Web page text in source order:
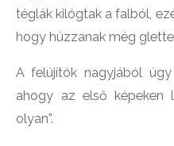
téglák kilógtak a falból,
hogy húzzanak még
A felújítók nagyjából
ahogy az első képeken
olyan”.